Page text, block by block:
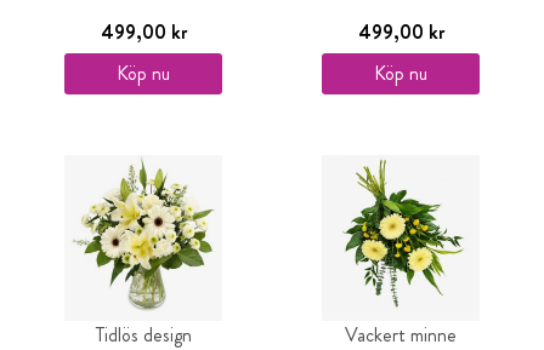
499,00 kr
Köp nu
499,00 kr
Köp nu
Tidlös design Vackert minne